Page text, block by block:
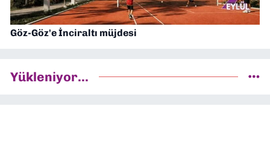
Göz-Göz'e İnciraltı müjdesi
Yükleniyor...